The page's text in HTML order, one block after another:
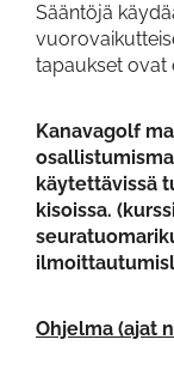
Sääntöjä
tapaukset ovat
Kanavagolf
käytettävissä
kisoissa.
Ohjelma (ajat